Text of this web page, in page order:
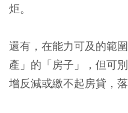
炬。
還有，在能力可及的範
產」的「房子」，但可
增反減或繳不起房貸，